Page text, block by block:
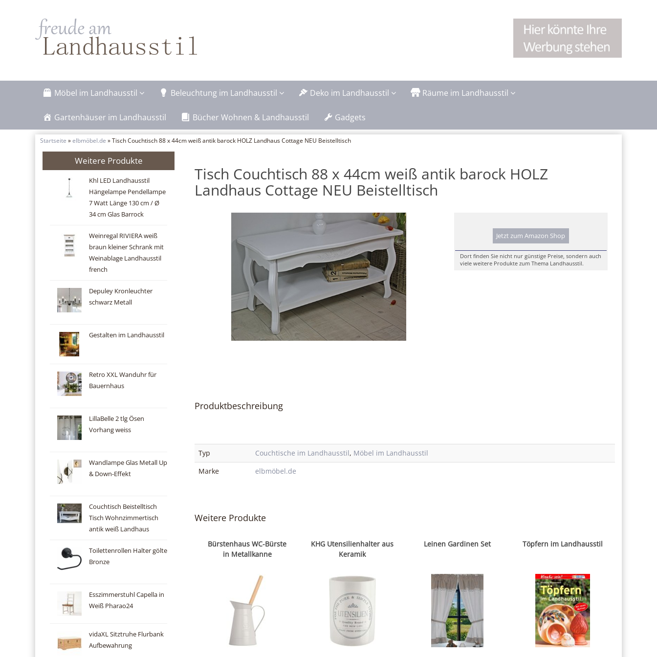
Möbel im Landhausstil Beleuchtung im Landhausstil Deko im Landhausstil Räume im Landhausstil
Gartenhäuser im Landhausstil Bücher Wohnen & Landhausstil Gadgets
Startseite »elbmöbel.de » Tisch Couchtisch 88 x 44cm weiß antik barock HOLZ Landhaus Cottage NEU Beistelltisch
Weitere Produkte
Khl LED Landhausstil
Hängelampe Pendellampe
7 Watt Länge 130 cm / Ø
34 cm Glas Barrock
Weinregal RIVIERA weiß
braun kleiner Schrank mit
Weinablage Landhausstil
french
Depuley Kronleuchter
schwarz Metall
Gestalten im Landhausstil
Retro XXL Wanduhr für
Bauernhaus
LillaBelle 2 tlg Ösen
Vorhang weiss
Wandlampe Glas Metall Up
& Down-Effekt
Couchtisch Beistelltisch
Tisch Wohnzimmertisch
antik weiß Landhaus
Toilettenrollen Halter gölte
Bronze
Esszimmerstuhl Capella in
Weiß Pharao24
vidaXL Sitztruhe Flurbank
Aufbewahrung
Tisch Couchtisch 88 x 44cm weiß antik barock HOLZ
Landhaus Cottage NEU Beistelltisch
Jetzt zum Amazon Shop
Dort finden Sie nicht nur günstige Preise, sondern auch
viele weitere Produkte zum Thema Landhausstil.
Produktbeschreibung
Typ Couchtische im Landhausstil, Möbel im Landhausstil
Marke
elbmöbel.de
Weitere Produkte
Bürstenhaus WC-Bürste
in Metallkanne
KHG Utensilienhalter aus
Keramik
Leinen Gardinen Set Töpfern im Landhausstil